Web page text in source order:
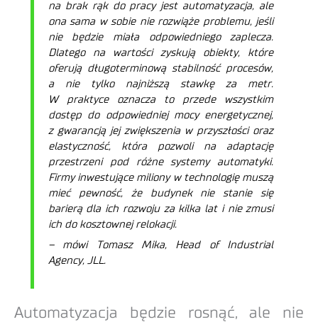
na brak rąk do pracy jest automatyzacja, ale
ona sama w sobie nie rozwiąże problemu, jeśli
nie będzie miała odpowiedniego zaplecza.
Dlatego na wartości zyskują obiekty, które
oferują długoterminową stabilność procesów,
a nie tylko najniższą stawkę za metr.
W praktyce oznacza to przede wszystkim
dostęp do odpowiedniej mocy energetycznej,
z gwarancją jej zwiększenia w przyszłości oraz
elastyczność, która pozwoli na adaptację
przestrzeni pod różne systemy automatyki.
Firmy inwestujące miliony w technologię muszą
mieć pewność, że budynek nie stanie się
barierą dla ich rozwoju za kilka lat i nie zmusi
ich do kosztownej relokacji.
– mówi Tomasz Mika, Head of Industrial
Agency, JLL.
Automatyzacja będzie rosnąć, ale nie